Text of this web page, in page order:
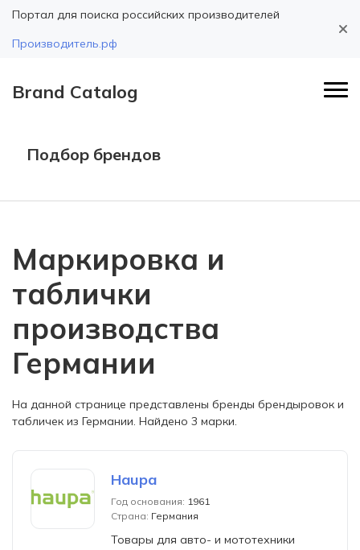
Портал для поиска российских производителей
Производитель.рф
Brand Catalog
Подбор брендов
Маркировка и
таблички
производства
Германии
На данной странице представлены бренды брендыровок и
табличек из Германии. Найдено 3 марки.
Haupa
Год основания: 1961
Страна: Германия
Товары для авто- и мототехники